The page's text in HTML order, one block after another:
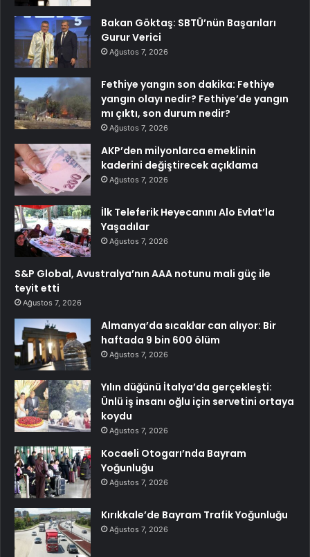
Bakan Göktaş: SBTÜ’nün Başarıları
Gurur Verici
Ağustos 7, 2026
Fethiye yangın son dakika: Fethiye
yangın olayı nedir? Fethiye’de yangın
mı çıktı, son durum nedir?
Ağustos 7, 2026
AKP’den milyonlarca emeklinin
kaderini değiştirecek açıklama
Ağustos 7, 2026
İlk Teleferik Heyecanını Alo Evlat’la
Yaşadılar
Ağustos 7, 2026
S&P Global, Avustralya’nın AAA notunu mali güç ile
teyit etti
Ağustos 7, 2026
Almanya’da sıcaklar can alıyor: Bir
haftada 9 bin 600 ölüm
Ağustos 7, 2026
Yılın düğünü İtalya’da gerçekleşti:
Ünlü iş insanı oğlu için servetini ortaya
koydu
Ağustos 7, 2026
Kocaeli Otogarı’nda Bayram
Yoğunluğu
Ağustos 7, 2026
Kırıkkale’de Bayram Trafik Yoğunluğu
Ağustos 7, 2026